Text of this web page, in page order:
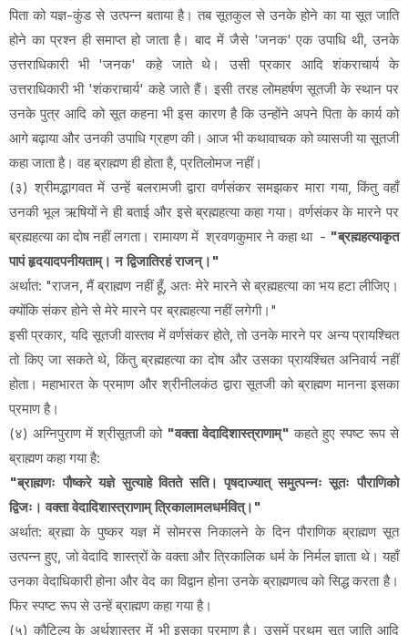
पिता को यज्ञ-कुंड से उत्पन्न बताया है। तब सूतकुल से उनके होने का या सूत जाति
होने का प्रश्न ही समाप्त हो जाता है। बाद में जैसे 'जनक' एक उपाधि थी, उनके
उत्तराधिकारी भी 'जनक' कहे जाते थे। उसी प्रकार आदि शंकराचार्य के
उत्तराधिकारी भी 'शंकराचार्य' कहे जाते हैं। इसी तरह लोमहर्षण सूतजी के स्थान पर
उनके पुत्र आदि को सूत कहना भी इस कारण है कि उन्होंने अपने पिता के कार्य को
आगे बढ़ाया और उनकी उपाधि ग्रहण की। आज भी कथावाचक को व्यासजी या सूतजी
कहा जाता है। वह ब्राह्मण ही होता है, प्रतिलोमज नहीं।
(३) श्रीमद्भागवत में उन्हें बलरामजी द्वारा वर्णसंकर समझकर मारा गया, किंतु वहाँ
उनकी भूल ऋषियों ने ही बताई और इसे ब्रह्महत्या कहा गया। वर्णसंकर के मारने पर
ब्रह्महत्या का दोष नहीं लगता। रामायण में श्रवणकुमार ने कहा था - "ब्रह्महत्याकृत
पापं हृदयादपनीयताम्। न द्विजातिरहं राजन्।"
अर्थात: "राजन, मैं ब्राह्मण नहीं हूँ, अतः मेरे मारने से ब्रह्महत्या का भय हटा लीजिए।
क्योंकि संकर होने से मेरे मारने पर ब्रह्महत्या नहीं लगेगी।"
इसी प्रकार, यदि सूतजी वास्तव में वर्णसंकर होते, तो उनके मारने पर अन्य प्रायश्चित
तो किए जा सकते थे, किंतु ब्रह्महत्या का दोष और उसका प्रायश्चित अनिवार्य नहीं
होता। महाभारत के प्रमाण और श्रीनीलकंठ द्वारा सूतजी को ब्राह्मण मानना इसका
प्रमाण है।
(४) अग्निपुराण में श्रीसूतजी को "वक्ता वेदादिशास्त्राणाम्" कहते हुए स्पष्ट रूप से
ब्राह्मण कहा गया है:
"ब्राह्मणः पौष्करे यज्ञे सुत्याहे वितते सति। पृषदाज्यात् समुत्पन्नः सूतः पौराणिको
द्विजः। वक्ता वेदादिशास्त्राणाम् त्रिकालामलधर्मवित्।"
अर्थात: ब्रह्मा के पुष्कर यज्ञ में सोमरस निकालने के दिन पौराणिक ब्राह्मण सूत
उत्पन्न हुए, जो वेदादि शास्त्रों के वक्ता और त्रिकालिक धर्म के निर्मल ज्ञाता थे। यहाँ
उनका वेदाधिकारी होना और वेद का विद्वान होना उनके ब्राह्मणत्व को सिद्ध करता है।
फिर स्पष्ट रूप से उन्हें ब्राह्मण कहा गया है।
(५) कौटिल्य के अर्थशास्त्र में भी इसका प्रमाण है। उसमें प्रथम सूत जाति आदि